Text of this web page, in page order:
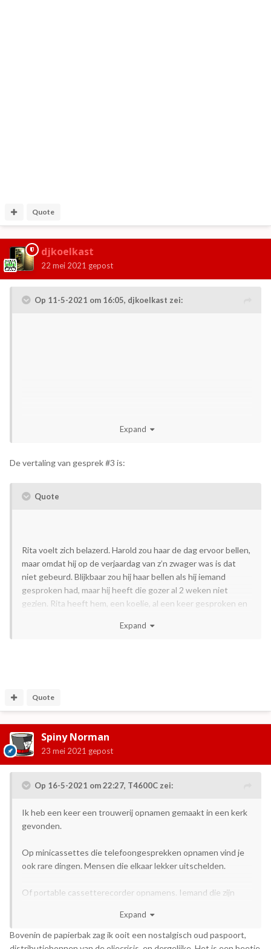
Quote
djkoelkast
22 mei 2021 gepost
Op 11-5-2021 om 16:05, djkoelkast zei:
Expand
De vertaling van gesprek #3 is:
Quote
Rita voelt zich belazerd. Harold zou haar de dag ervoor bellen,
maar omdat hij op de verjaardag van z’n zwager was is dat
niet gebeurd. Blijkbaar zou hij haar bellen als hij iemand
gesproken had, maar hij heeft die gozer al 2 weken niet
gezien. Rita heeft hem, een koelie, al een keer gesproken en
bellen.
Expand
Quote
Spiny Norman
23 mei 2021 gepost
Op 16-5-2021 om 22:27, T4600C zei:
Ik heb een keer een trouwerij opnamen gemaakt in een kerk
gevonden.
Op minicassettes die telefoongesprekken opnamen vind je
ook rare dingen. Mensen die elkaar lekker uitschelden.
Of portable cassetterecorder opnamens. Iemand die zijn
Aparte schimmen van iemands leven ooit. Waar zouden die
personen nu zijn, en wat is hun levensverhaal? Meestal zullen
Expand
Bovenin de papierbak zag ik ooit een nostalgisch oud paspoort,